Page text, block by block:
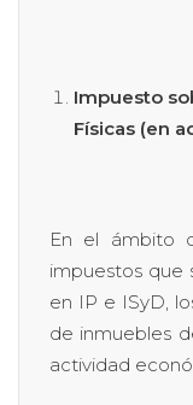
Impuesto
Físicas (en
En el ámbito
impuestos que
en IP e ISyD,
de inmuebles
actividad